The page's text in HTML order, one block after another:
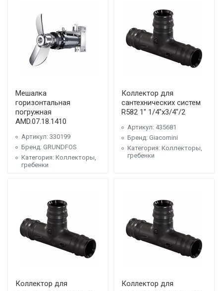
Мешалка
горизонтальная
погружная
AMD.07.18.1410
Артикул: 330199
Бренд: GRUNDFOS
Категория: Коллекторы,
гребенки
Коллектор для
сантехнических систем
R582 1" 1/4"x3/4"/2
Артикул: 435681
Бренд: Giacomini
Категория: Коллекторы,
гребенки
Коллектор для
Коллектор для